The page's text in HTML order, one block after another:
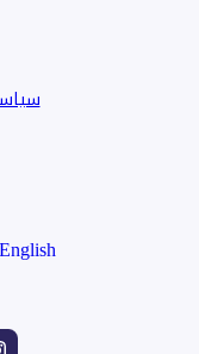
English